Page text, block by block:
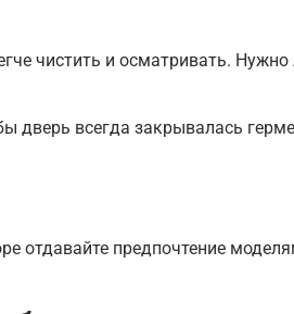
чистить и осматривать.
дверь всегда закрывалась
отдавайте предпочтение